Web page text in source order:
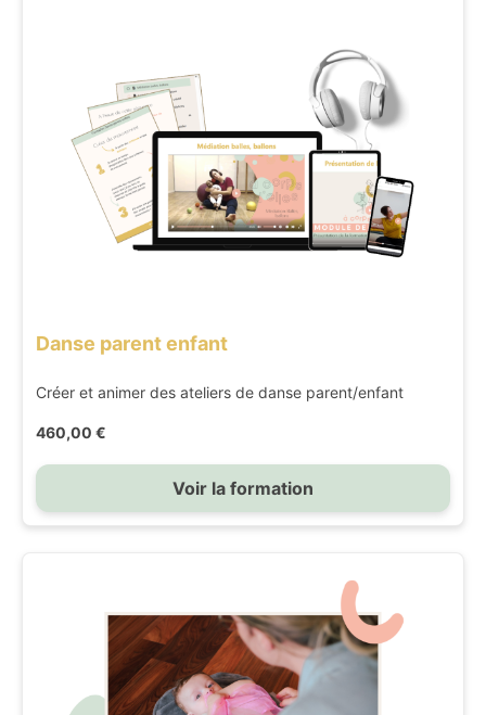
Danse parent enfant
Créer et animer des ateliers de danse parent/enfant
460,00 €
Voir la formation